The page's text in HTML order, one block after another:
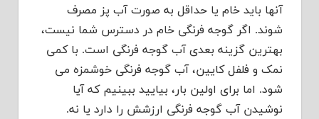
آنها باید خام یا حداقل به صورت آب پز مصرف
شوند. اگر گوجه فرنگی خام در دسترس شما نیست،
بهترین گزینه بعدی آب گوجه فرنگی است. با کمی
نمک و فلفل کایین، آب گوجه فرنگی خوشمزه می
شود. اما برای اولین بار، بیایید ببینیم که آیا
نوشیدن آب گوجه فرنگی ارزشش را دارد یا نه.